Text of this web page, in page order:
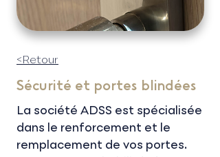
<Retour
Sécurité et portes blindées
La société ADSS est spécialisée
dans le renforcement et le
remplacement de vos portes.